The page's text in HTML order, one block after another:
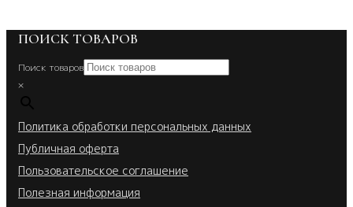
ПОИСК ТОВАРОВ
Поиск товаров
×
Политика обработки персональных данных
Публичная оферта
Пользовательское соглашение
Полезная информация